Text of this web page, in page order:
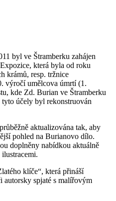
byl ve Štramberku zahájen
která byla od roku
krámů, resp. tržnice
výročí umělcova úmrtí (1.
kde Zd. Burian ve Štramberku
tyto účely byl rekonstruován
aktualizována tak, aby
pohled na Burianovo dílo.
doplněny nabídkou aktuálně
klíče“, která přináší
autorsky spjaté s malířovým